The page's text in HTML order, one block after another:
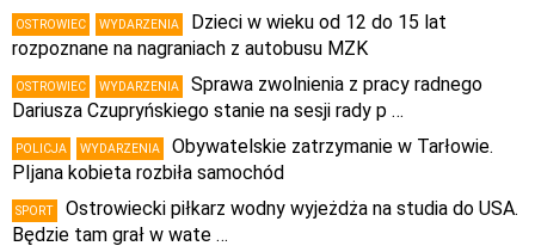
OSTROWIEC WYDARZENIA
Dzieci w wieku od 12 do 15 lat
rozpoznane na nagraniach z autobusu MZK
OSTROWIEC WYDARZENIA
Sprawa zwolnienia z pracy radnego
Dariusza Czupryńskiego stanie na sesji rady p …
POLICJA WYDARZENIA
Obywatelskie zatrzymanie w Tarłowie.
PIjana kobieta rozbiła samochód
SPORT
Ostrowiecki piłkarz wodny wyjeżdża na studia do USA.
Będzie tam grał w wate …